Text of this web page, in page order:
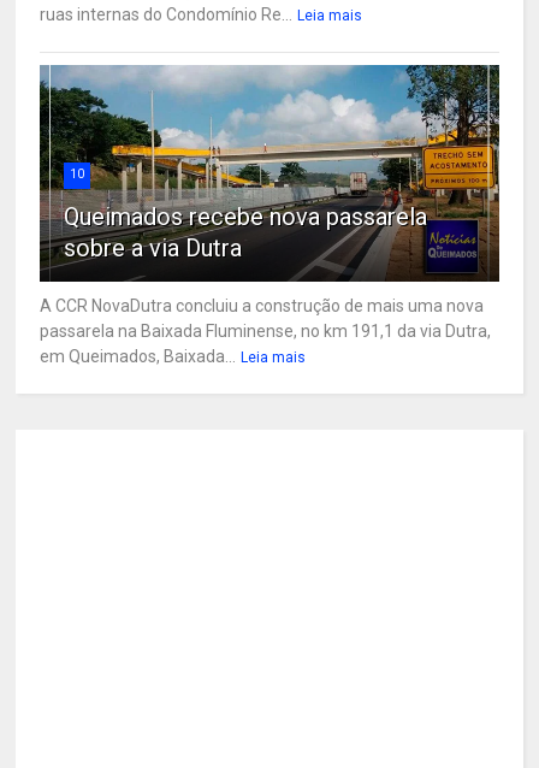
ruas internas do Condomínio Re...
Leia mais
10
Queimados recebe nova passarela
sobre a via Dutra
A CCR NovaDutra concluiu a construção de mais uma nova
passarela na Baixada Fluminense, no km 191,1 da via Dutra,
em Queimados, Baixada...
Leia mais